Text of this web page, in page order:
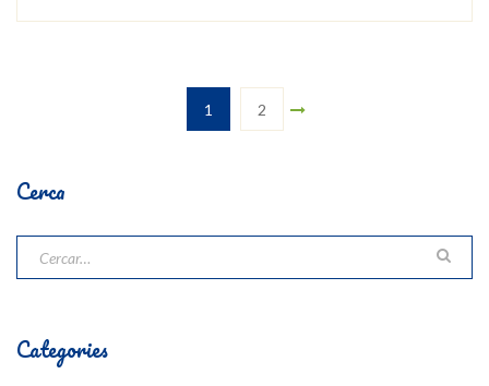
1 2
Cerca
Categories